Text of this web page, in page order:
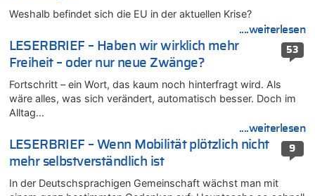
05.08.2026 - 16:14 von Patrick zu
Viktor Orban warnt Belgien kurz vor dem EU-Gipfel vor einem
05.08.2026 - 16:08 von Politiker zu
Warum die Waldbrände in Frankreich und Spanien Rekorde
brechen [Fragen & Antworten]
05.08.2026 - 15:59 von JoKrings zu
Wie kam es zur Ceuta-Krise?
Auf Europa ist mal wieder Verlass [Zwischenruf]
Wasserstand des Rheins in NRW so niedrig wie noch nie
Weshalb befindet sich die EU in der aktuellen Krise?
....weiterlesen
53
LESERBRIEF – Haben wir wirklich mehr
Freiheit – oder nur neue Zwänge?
Fortschritt – ein Wort, das kaum noch hinterfragt wird. Als
wäre alles, was sich verändert, automatisch besser. Doch im
Alltag…
....weiterlesen
9
LESERBRIEF – Wenn Mobilität plötzlich nicht
mehr selbstverständlich ist
In der Deutschsprachigen Gemeinschaft wächst man mit